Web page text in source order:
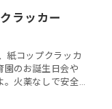
クラッカー
紙コップクラッカ
園のお誕生日会や
。火薬なしで安全